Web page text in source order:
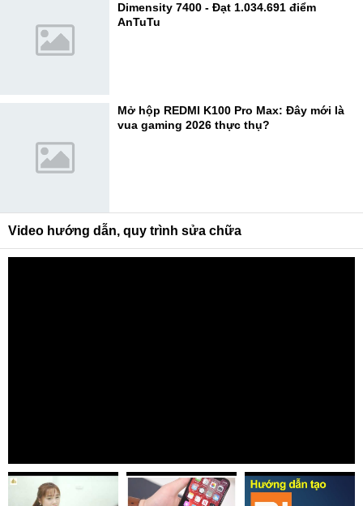
Dimensity 7400 - Đạt 1.034.691 điểm
AnTuTu
Mở hộp REDMI K100 Pro Max: Đây mới là
vua gaming 2026 thực thụ?
Video hướng dẫn, quy trình sửa chữa